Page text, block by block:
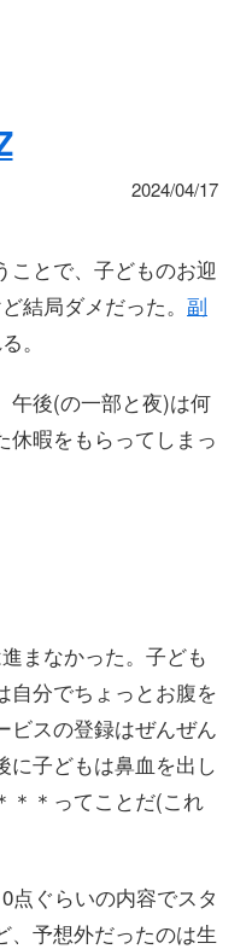
2024/04/17
ことで、子どものお迎
結局ダメだった。 副
。
午後(の一部と夜)は何
休暇をもらってしまっ
まなかった。子ども
自分でちょっとお腹を
ビスの登録はぜんぜん
に子どもは鼻血を出し
＊＊ってことだ(これ
点ぐらいの内容でスタ
、予想外だったのは生